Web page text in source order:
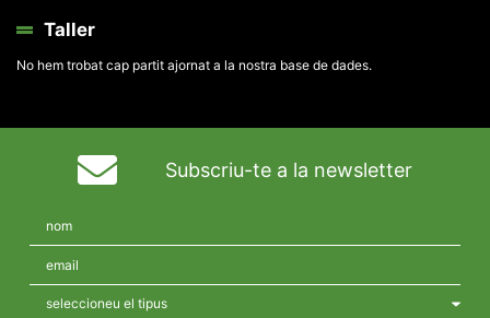
Taller
No hem trobat cap partit ajornat a la nostra base de dades.
Subscriu-te a la newsletter